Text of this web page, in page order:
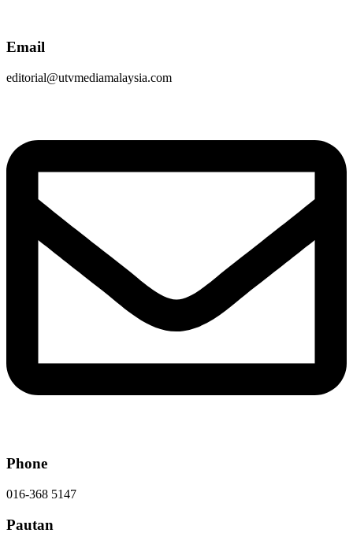
Email
editorial@utvmediamalaysia.com
Phone
016-368 5147
Pautan